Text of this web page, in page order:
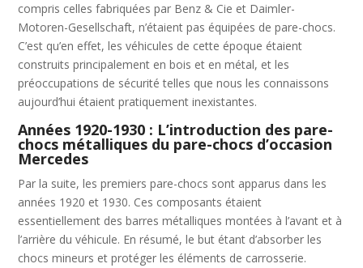
compris celles fabriquées par Benz & Cie et Daimler-
Motoren-Gesellschaft, n’étaient pas équipées de pare-chocs.
C’est qu’en effet, les véhicules de cette époque étaient
construits principalement en bois et en métal, et les
préoccupations de sécurité telles que nous les connaissons
aujourd’hui étaient pratiquement inexistantes.
Années 1920-1930 : L’introduction des pare-
chocs métalliques du pare-chocs d’occasion
Mercedes
Par la suite, les premiers pare-chocs sont apparus dans les
années 1920 et 1930. Ces composants étaient
essentiellement des barres métalliques montées à l’avant et à
l’arrière du véhicule. En résumé, le but étant d’absorber les
chocs mineurs et protéger les éléments de carrosserie.